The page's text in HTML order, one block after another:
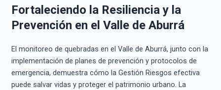
Fortaleciendo la Resiliencia y la
Prevención en el Valle de Aburrá
El monitoreo de quebradas en el Valle de Aburrá, junto con la
implementación de planes de prevención y protocolos de
emergencia, demuestra cómo la Gestión Riesgos efectiva
puede salvar vidas y proteger el patrimonio urbano. La